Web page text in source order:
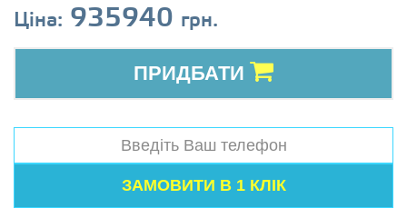
Ціна: 935940 грн.
ПРИДБАТИ